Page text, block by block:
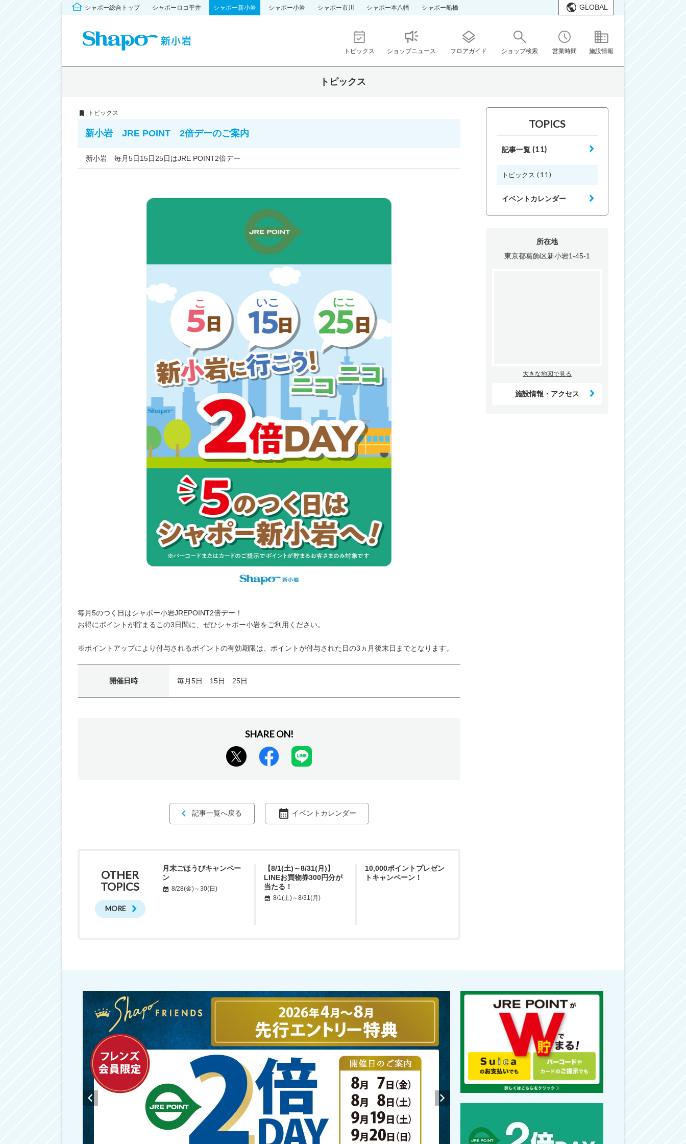
シャポー総合トップ シャポーロコ平井 シャポー新小岩 シャポー小岩 シャポー市川 シャポー本八幡 シャポー船橋 GLOBAL
トピックス ショップニュース フロアガイド ショップ検索 営業時間 施設情報
トピックス
トピックス
新小岩 JRE POINT 2倍デーのご案内
新小岩 毎月5日15日25日はJRE POINT2倍デー
毎月5のつく日はシャポー小岩JREPOINT2倍デー！
お得にポイントが貯まるこの3日間に、ぜひシャポー小岩をご利用ください。
※ポイントアップにより付与されるポイントの有効期限は、ポイントが付与された日の3ヵ月後末日までとなります。
開催日時 毎月5日 15日 25日
記事一覧へ戻る イベントカレンダー
OTHER
TOPICS
MORE
月末ごほうびキャンペー
ン
8/28(金)～30(日)
【8/1(土)～8/31(月)】
LINEお買物券300円分が
当たる！
8/1(土)～8/31(月)
10,000ポイントプレゼン
トキャンペーン！
TOPICS
記事一覧 (11)
トピックス (11)
イベントカレンダー
所在地
東京都葛飾区新小岩1-45-1
大きな地図で見る
施設情報・アクセス